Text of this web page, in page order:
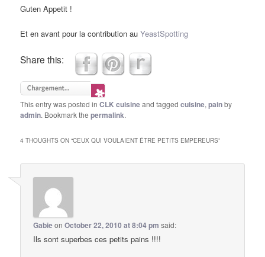
Guten Appetit !
Et en avant pour la contribution auYeastSpotting
Share this:
This entry was posted inCLK cuisineand taggedcuisine,painby
admin. Bookmark thepermalink.
4 THOUGHTS ON “CEUX QUI VOULAIENT ÊTRE PETITS EMPEREURS”
GabieonOctober 22, 2010 at 8:04 pm said:
Ils sont superbes ces petits pains !!!!